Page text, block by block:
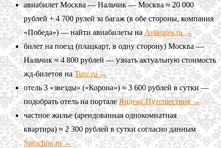
авиабилет Москва — Нальчик — Москва ≈ 20 000
рублей + 4 700 рулей за багаж (в обе стороны, компания
«Победа») — найти авиабилеты наAviasales.ru →
билет на поезд (плацкарт, в одну сторону) Москва —
Нальчик ≈ 4 800 рублей — узнать актуальную стоимость
жд-билетов наTutu.ru →
отель 3 «звезды» («Корона») ≈ 3 600 рублей в сутки —
подобрать отель на порталеЯндекс.Путешествия →
частное жилье (арендованная однокомнатная
квартира) ≈ 2 300 рублей в сутки согласно данным
Sutochno.ru →